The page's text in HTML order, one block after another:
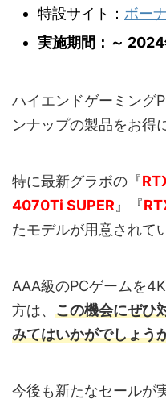
特設サイト： ボー
実施期間：～
ハイエンドゲーミング
ンナップの製品をお得
特に最新グラボの『
4070Ti SUPER』『
たモデルが用意されて
AAA級のPCゲームを
方は、 この機会にぜひ
みてはいかがでしょう
今後も新たなセールが